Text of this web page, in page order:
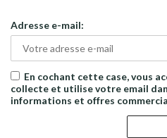
Adresse e-mail:
En cochant cette case, vous
collecte et utilise votre email
informations et offres